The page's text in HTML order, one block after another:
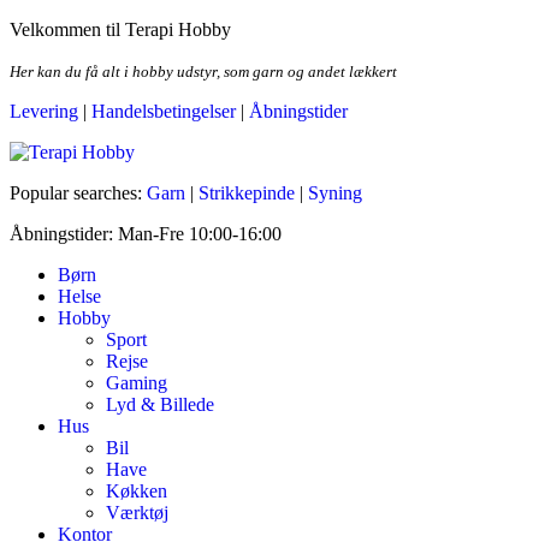
Skip
the
Velkommen til Terapi Hobby
Her kan du få alt i hobby udstyr, som garn og andet lækkert
Levering | Handelsbetingelser| Åbningstider
Terapi Hobby
Popular searches: Garn | Strikkepinde | Syning
Åbningstider: Man-Fre 10:00-16:00
Børn
Helse
Hobby
Sport
Rejse
Gaming
Lyd & Billede
Hus
Bil
Have
Køkken
Værktøj
Kontor